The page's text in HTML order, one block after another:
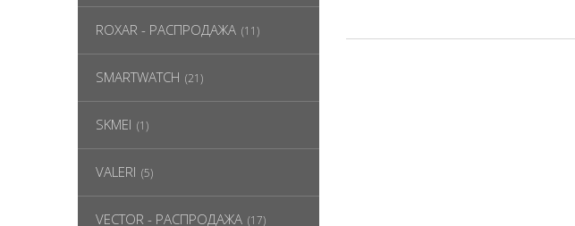
ROXAR - РАСПРОДАЖА (11)
SMARTWATCH (21)
SKMEI (1)
VALERI (5)
VECTOR - РАСПРОДАЖА (17)